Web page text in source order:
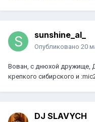
sunshine_al_
Опубликовано 20
Вован, с днюхой дружище,
крепкого сибирского и
DJ SLAVYCH